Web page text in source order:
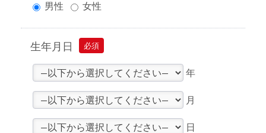
男性 女性
生年月日 必須
年
月
日